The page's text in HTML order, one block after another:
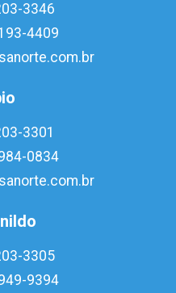
3346
4409
3301
0834
3305
9394